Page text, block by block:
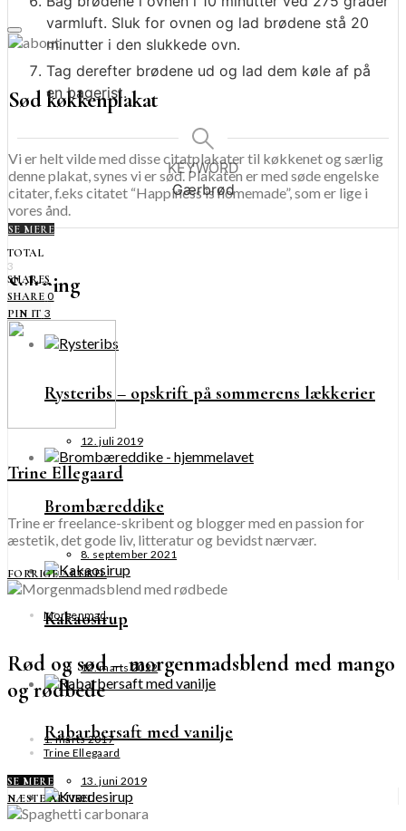
Sød køkkenplakat
Vi er helt vilde med disse citatplakater til køkkenet og særlig
denne plakat, synes vi er sød. Plakaten er med søde engelske
citater, f.eks citatet “Happiness is homemade”, som er lige i
vores ånd.
SE MERE
Syltning
Rysteribs – opskrift på sommerens lækkerier
12. juli 2019
Brombæreddike
8. september 2021
Kakaosirup
12. marts 2022
Rabarbersaft med vanilje
13. juni 2019
varmluft. Sluk for ovnen og lad brødene stå 20
minutter i den slukkede ovn.
Tag derefter brødene ud og lad dem køle af på
en bagerist.
KEYWORD
Gærbrød
TOTAL
3
SHARES
SHARE 0
PIN IT 3
Trine Ellegaard
Trine er freelance-skribent og blogger med en passion for
æstetik, det gode liv, litteratur og bevidst nærvær.
FORRIGE ARTIKEL
Morgenmad
Rød og sød – morgenmadsblend med mango
og rødbede
1. marts 2017
Trine Ellegaard
SE MERE
NÆSTE ARTIKEL